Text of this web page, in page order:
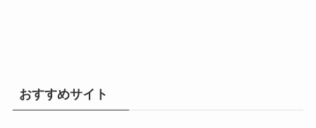
おすすめサイト